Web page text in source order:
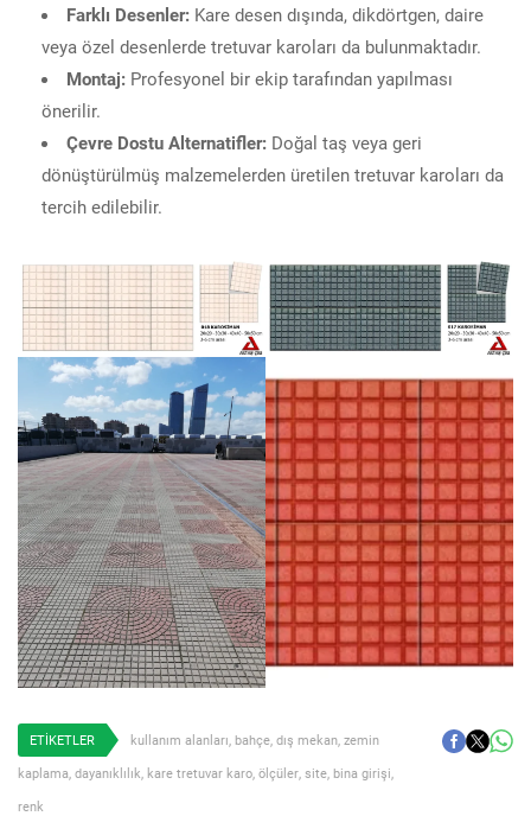
Farklı Desenler: Kare desen dışında, dikdörtgen, daire
veya özel desenlerde tretuvar karoları da bulunmaktadır.
Montaj: Profesyonel bir ekip tarafından yapılması
önerilir.
Çevre Dostu Alternatifler: Doğal taş veya geri
dönüştürülmüş malzemelerden üretilen tretuvar karoları da
tercih edilebilir.
ETİKETLER kullanım alanları bahçe dış mekan zemin
kaplama dayanıklılık kare tretuvar karo ölçüler site bina girişi
renk